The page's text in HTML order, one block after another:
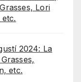
Lori
2024: La
etc.